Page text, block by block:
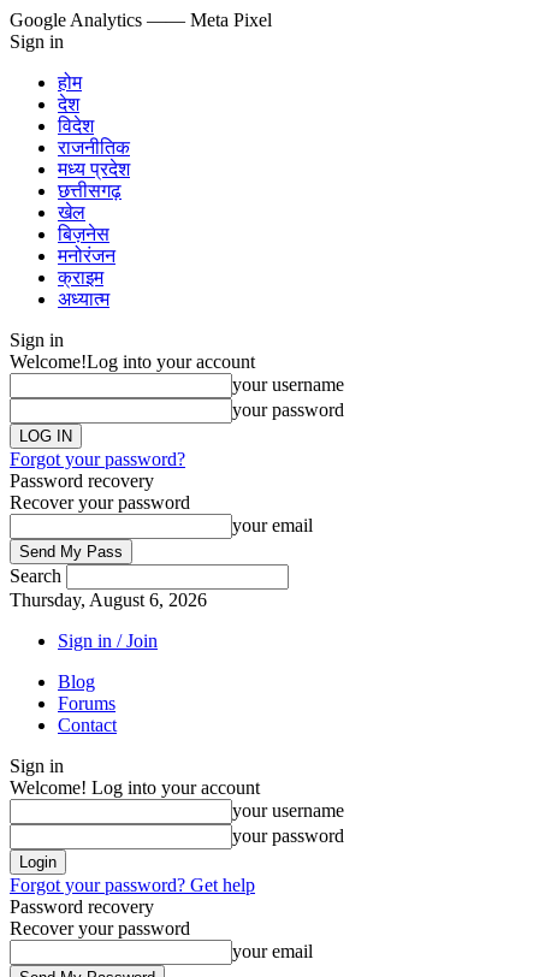
Google Analytics —— Meta Pixel
Sign in
होम
देश
विदेश
राजनीतिक
मध्य प्रदेश
छत्तीसगढ़
खेल
बिज़नेस
मनोरंजन
क्राइम
अध्यात्म
Sign in
Welcome!Log into your account
your username
your password
Forgot your password?
Password recovery
Recover your password
your email
Search
Thursday, August 6, 2026
Sign in / Join
Blog
Forums
Contact
Sign in
Welcome! Log into your account
your username
your password
Forgot your password? Get help
Password recovery
Recover your password
your email